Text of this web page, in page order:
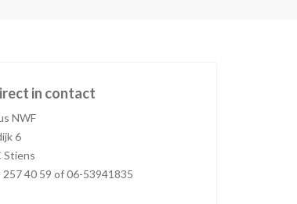
in contact
NWF
6
Stiens
257 40 59 of 06-53941835